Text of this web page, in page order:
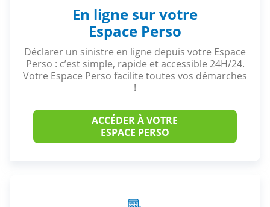
En ligne sur votre
Espace Perso
Déclarer un sinistre en ligne depuis votre Espace
Perso : c’est simple, rapide et accessible 24H/24.
Votre Espace Perso facilite toutes vos démarches
!
ACCÉDER À VOTRE
ESPACE PERSO